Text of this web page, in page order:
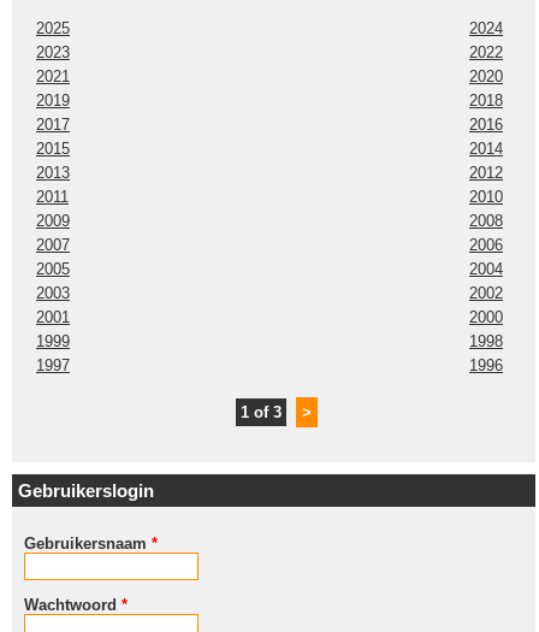
2025
2024
2023
2022
2021
2020
2019
2018
2017
2016
2015
2014
2013
2012
2011
2010
2009
2008
2007
2006
2005
2004
2003
2002
2001
2000
1999
1998
1997
1996
1 of 3 >
Gebruikerslogin
Gebruikersnaam *
Wachtwoord *